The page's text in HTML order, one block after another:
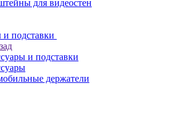
для видеостен
и подставки
и подставки
держатели